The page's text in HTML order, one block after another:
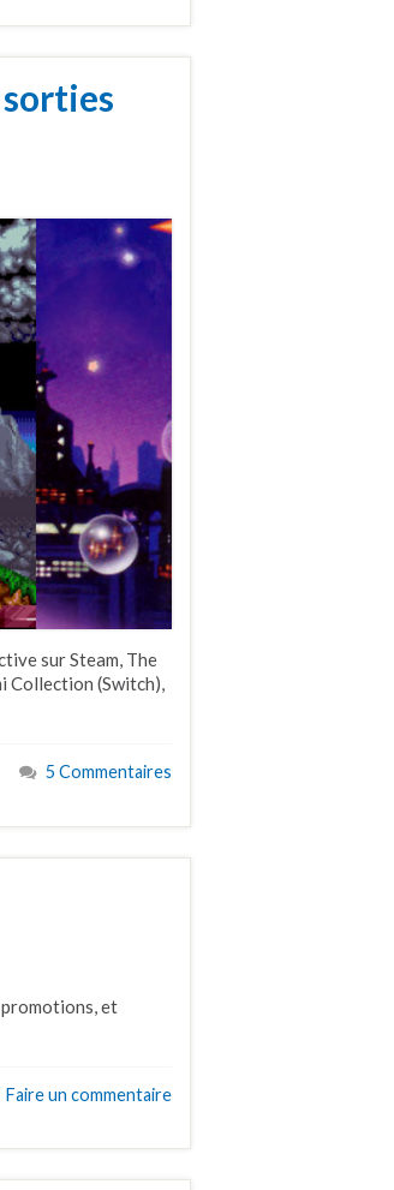
sur Steam, The
Collection (Switch),
5 Commentaires
et
Faire un commentaire